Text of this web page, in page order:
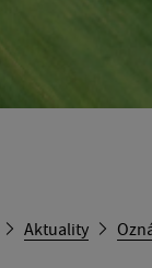
Aktuality